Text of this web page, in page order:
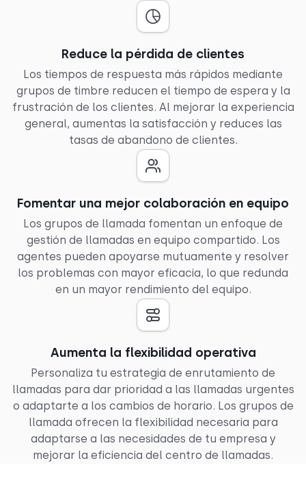
Reduce la pérdida de clientes
Los tiempos de respuesta más rápidos mediante
grupos de timbre reducen el tiempo de espera y la
frustración de los clientes. Al mejorar la experiencia
general, aumentas la satisfacción y reduces las
tasas de abandono de clientes.
Fomentar una mejor colaboración en equipo
Los grupos de llamada fomentan un enfoque de
gestión de llamadas en equipo compartido. Los
agentes pueden apoyarse mutuamente y resolver
los problemas con mayor eficacia, lo que redunda
en un mayor rendimiento del equipo.
Aumenta la flexibilidad operativa
Personaliza tu estrategia de enrutamiento de
llamadas para dar prioridad a las llamadas urgentes
o adaptarte a los cambios de horario. Los grupos de
llamada ofrecen la flexibilidad necesaria para
adaptarse a las necesidades de tu empresa y
mejorar la eficiencia del centro de llamadas.